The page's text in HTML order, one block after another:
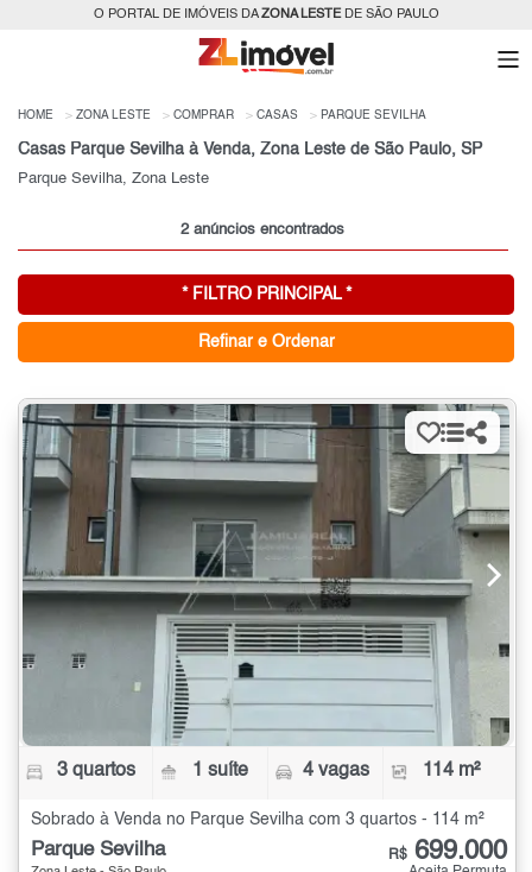
O PORTAL DE IMÓVEIS DAZONA LESTEDE SÃO PAULO
HOME ZONA LESTE COMPRAR CASAS PARQUE SEVILHA
Casas Parque Sevilha à Venda, Zona Leste de São Paulo, SP
Parque Sevilha, Zona Leste
2 anúncios encontrados
* FILTRO PRINCIPAL *
Refinar e Ordenar
3 quartos 1 suíte 4 vagas 114 m²
Sobrado à Venda no Parque Sevilha com 3 quartos - 114 m²
Parque Sevilha R$ 699.000